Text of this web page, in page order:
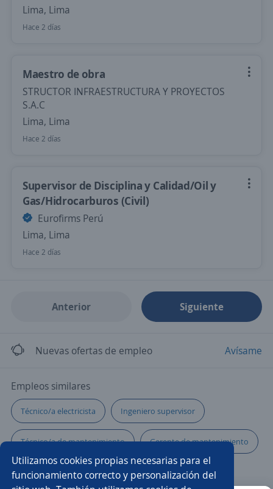
Lima, Lima
Hace 2 días
Maestro de obra
STRUCTOR INFRAESTRUCTURA Y PROYECTOS
S.A.C
Lima, Lima
Hace 2 días
Supervisor de Disciplina y Calidad/Oil y
Gas/Hidrocarburos (Civil)
Eurofirms Perú
Lima, Lima
Hace 2 días
Anterior Siguiente
Nuevas ofertas de empleo Avísame
Empleos similares
Técnico/a electricista Ingeniero supervisor
Técnico/a de mantenimiento Gerente de mantenimiento
Ingeniero residente Agrónomo/a
Utilizamos cookies propias necesarias para el
funcionamiento correcto y personalización del